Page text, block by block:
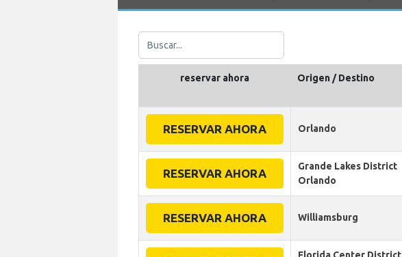
reservar ahora Origen / Destino
RESERVAR AHORA Orlando
RESERVAR AHORA
Grande Lakes District
Orlando
RESERVAR AHORA Williamsburg